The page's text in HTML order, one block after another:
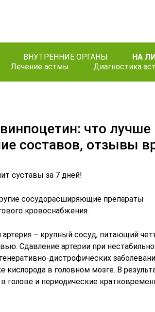
ВНУТРЕННИЕ ОРГАНЫ НА
Лечение астмы Диагностика
что лучше
составов, отзывы
суставы за 7 дней!
сосудорасширяющие препараты
кровоснабжения.
– крупный сосуд, питающий
Сдавление артерии при
дистрофических
кислорода в головном мозге. В
голове и периодические